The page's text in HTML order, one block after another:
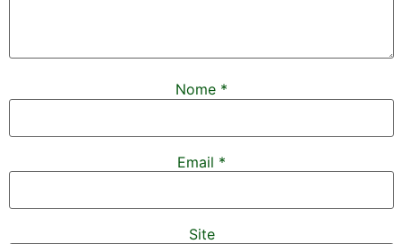
Nome *
Email *
Site